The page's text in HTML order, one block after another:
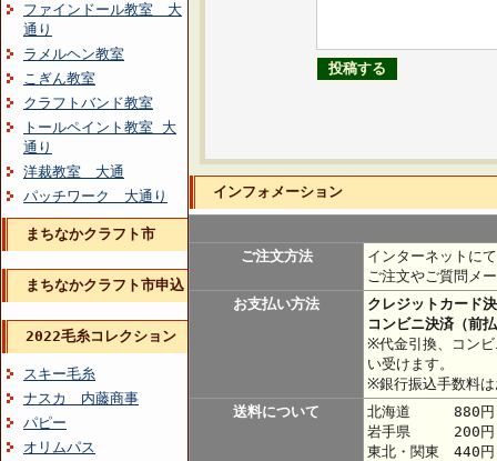
ファインドール教室 大
通り
ラメルヘン教室
こぎん教室
クラフトバンド教室
トールペイント教室 大
通り
洋裁教室 大通
パッチワーク 大通り
まちなかクラフト市
まちなかクラフト市申込
2022毛糸コレクション
スキー毛糸
ナスカ 内藤商事
パピー
オリムパス
インフォメーション
ご注文方法
インターネットに
ご注文やご質問メ
お支払い方法
クレジットカード
コンビニ決済（前
※代金引換、コン
い受けます。
※銀行振込手数料は
送料について
北海道 880円
岩手県 200円
東北・関東 440